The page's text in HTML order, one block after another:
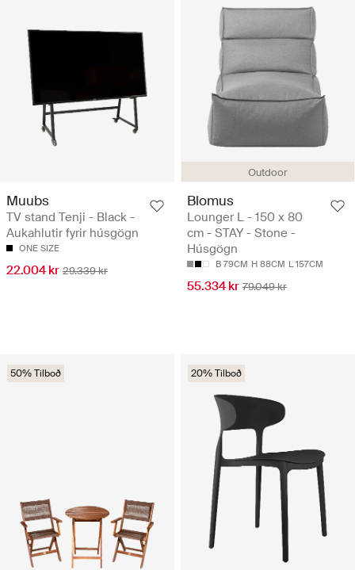
Muubs
TV stand Tenji - Black -
Aukahlutir fyrir húsgögn
ONE SIZE
22.004 kr 29.339 kr
Outdoor
Blomus
Lounger L - 150 x 80
cm - STAY - Stone -
Húsgögn
B 79CM H 88CM L 157CM
55.334 kr 79.049 kr
50% Tilboð 20% Tilboð